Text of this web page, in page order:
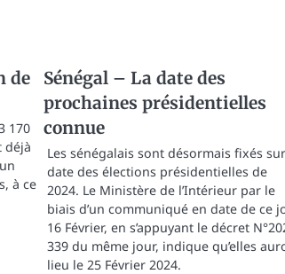
de
170
déjà
à ce
Sénégal – La date des
prochaines présidentielles
connue
Les sénégalais sont désormais fixés
date des élections présidentielles de
2024. Le Ministère de l’Intérieur par le
biais d’un communiqué en date de ce
16 Février, en s’appuyant le décret
339 du même jour, indique qu’elles
lieu le 25 Février 2024.